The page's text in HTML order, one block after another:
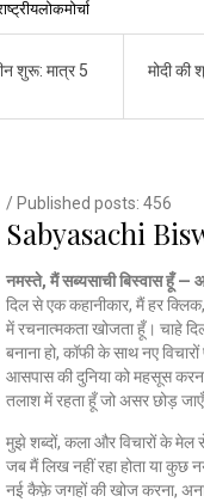
शुरू: मात्र 5
मोदी की
/ Published posts: 456
Sabyasachi
नमस्ते, मैं सब्यसाची बिस्वास हूँ
दिल से एक कहानीकार, मैं हर
में रचनात्मकता खोजता हूँ। चाहे
बनाना हो, कॉफी के साथ नए
आसपास की दुनिया को महसूस
तलाश में रहता हूँ जो असर छोड़
मुझे शब्दों, कला और विचारों के मेल
जब मैं लिख नहीं रहा होता या कुछ
नई कैफ़े जगहों की खोज करना,